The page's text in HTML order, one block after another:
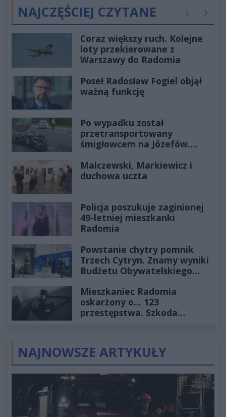
NAJCZĘŚCIEJ CZYTANE Poprzednie
Coraz większy ruch. Kolejne
loty przekierowane z
Warszawy do Radomia
Poseł Radosław Fogiel objął
ważną funkcję
Po wypadku został
przetransportowany
śmigłowcem na Józefów.
Malczewski, Markiewicz i
duchowa uczta
Policja poszukuje zaginionej
49-letniej mieszkanki
Radomia
Powstanie chytry pomnik
Trzech Cytryn. Znamy wyniki
Budżetu Obywatelskiego
Mieszkaniec Radomia
oskarżony o... 123
przestępstwa. Szkoda
NAJNOWSZE ARTYKUŁY